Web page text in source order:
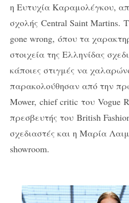
η Ευτυχία Καραμολέγκου,
σχολής Central Saint Martins.
gone wrong, όπου τα
στοιχεία της Ελληνίδας
κάποιες στιγμές να
παρακολούθησαν από την
Mower, chief critic του Vogue
πρεσβευτής του British
σχεδιαστές και η Μαρία
showroom.